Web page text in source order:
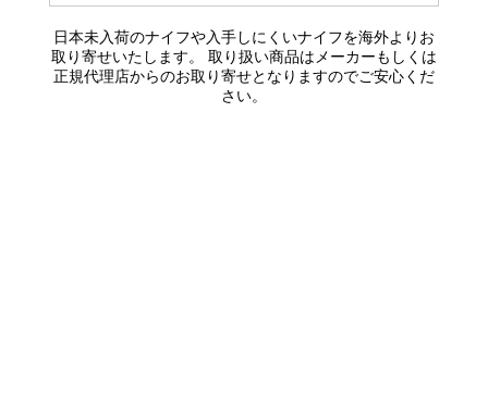
日本未入荷のナイフや入手しにくいナイフを海外よりお
取り寄せいたします。 取り扱い商品はメーカーもしくは
正規代理店からのお取り寄せとなりますのでご安心くだ
さい。